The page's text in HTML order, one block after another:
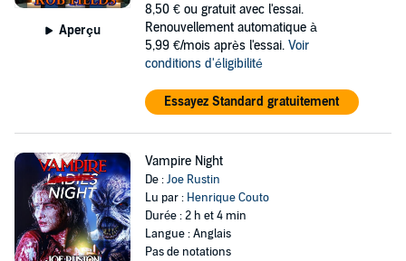
Aperçu
8,50 € ou gratuit avec l'essai.
Renouvellement automatique à
5,99 €/mois après l'essai. Voir
conditions d'éligibilité
Essayez Standard gratuitement
Vampire Night
De :Joe Rustin
Lu par : Henrique Couto
Durée : 2 h et 4 min
Langue : Anglais
Pas de notations